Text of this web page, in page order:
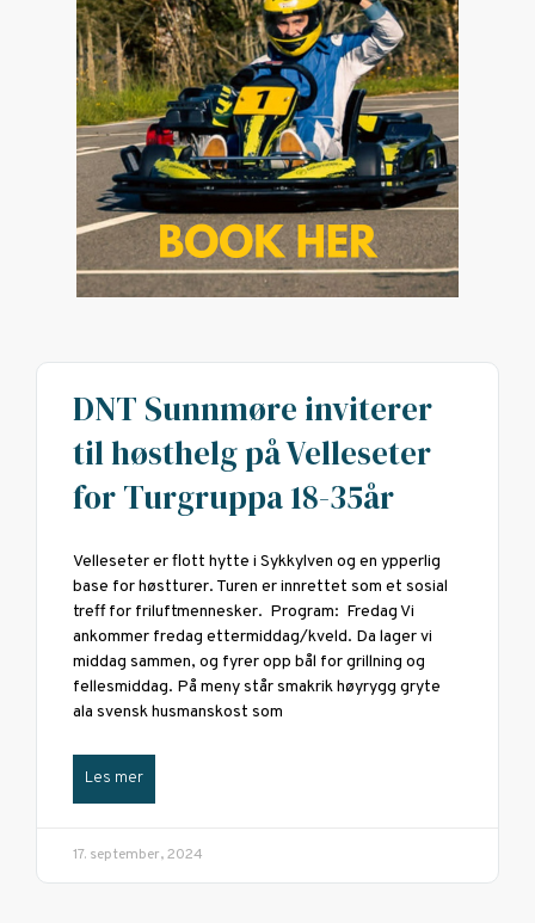
DNT Sunnmøre inviterer
til høsthelg på Velleseter
for Turgruppa 18-35år
Velleseter er flott hytte i Sykkylven og en ypperlig
base for høstturer. Turen er innrettet som et sosial
treff for friluftmennesker. Program: Fredag Vi
ankommer fredag ettermiddag/kveld. Da lager vi
middag sammen, og fyrer opp bål for grillning og
fellesmiddag. På meny står smakrik høyrygg gryte
ala svensk husmanskost som
Les mer
17. september, 2024